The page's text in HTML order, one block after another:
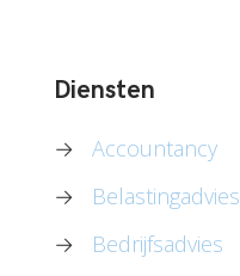
Diensten
→
Accountancy
→
Belastingadvies
→
Bedrijfsadvies